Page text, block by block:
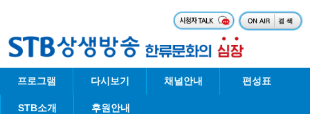
프로그램 다시보기 채널안내 편성표
STB소개 후원안내